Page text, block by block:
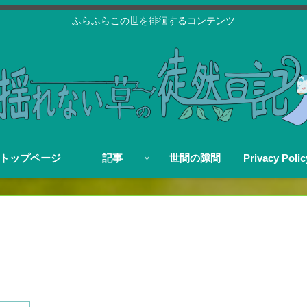
ふらふらこの世を徘徊するコンテンツ
トップページ 記事 世間の隙間 Privacy